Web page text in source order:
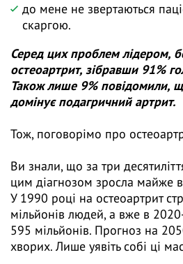
до мене не звертаються
скаргою.
Серед цих проблем лідером,
остеоартрит, зібравши 91%
Також лише 9% повідомили,
домінує подагричний артрит.
Тож, поговорімо про
Ви знали, що за три
цим діагнозом зросла майже
У 1990 році на остеоартрит
мільйонів людей, а вже в
595 мільйонів. Прогноз на
хворих. Лише уявіть собі ці